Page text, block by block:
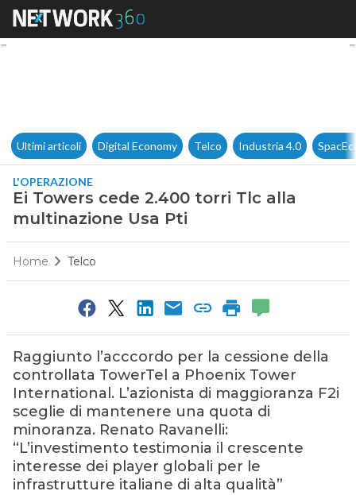
Ei Towers cede 2.400 torri
Ultimi articoli Digital Economy Telco Industria 4.0
L'OPERAZIONE
Ei Towers cede 2.400 torri Tlc alla
multinazione Usa Pti
Home Telco
Raggiunto l’acccordo per la cessione della
controllata TowerTel a Phoenix Tower
International. L’azionista di maggioranza F2i
sceglie di mantenere una quota di
minoranza. Renato Ravanelli:
“L’investimento testimonia il crescente
interesse dei player globali per le
infrastrutture italiane di alta qualità”